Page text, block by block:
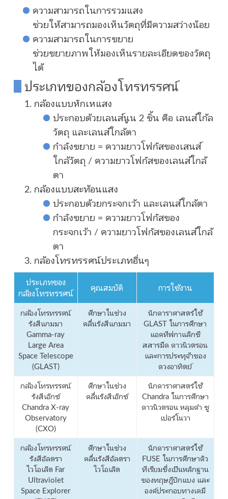
ความสามารถในการรวมแสง
ช่วยให้สามารถมองเห็นวัตถุที่มีความสว่างน้อย
ความสามารถในการขยาย
ช่วยขยายภาพให้มองเห็นรายละเอียดของวัตถุ
ได้
ประเภทของกล้องโทรทรรศน์
กล้องแบบหักเหแสง
ประกอบด้วยเลนส์นูน 2 ชิ้น คือ เลนส์ใก้ล
วัตถุ และเลนส์ใกล้ตา
กำลังขยาย = ความยาวโฟกัสของเสนส์
ใกล้วัตถุ / ความยาวโฟกัสของเลนส์ใกล้
ตา
กล้องแบบสะท้อนแสง
ประกอบด้วยกระจกเว้า และเลนส์ใกล้ตา
กำลังขยาย = ความยาวโฟกัสของ
กระจกเว้า / ความยาวโฟกัสของเลนส์ใกล้
ตา
กล้องโทรทรรศน์ประเภทอื่นๆ
ประเภทของ
กล้องโทรทรรศน์
คุณสมบัติ การใช้งาน
กล้องโทรทรรศน์
รังสีแกมมา
Gamma-ray
Large Area
Space Telescope
(GLAST)
ศึกษาในช่วง
คลื่นรังสีแกมมา
นักดาราศาสตร์ใช้
GLAST ในการศึกษา
แอคทีฟกาแล็กซี
สสารมืด ดาวนิวตรอน
และการประทุจ้าของ
ดวงอาทิตย์
กล้องโทรทรรศน์
รังสีเอ็กซ์
Chandra X-ray
Observatory
(CXO)
ศึกษาในช่วง
คลื่นรังสีเอ็กซ์
นักดาราศาสตร์ใช้
Chandra ในการศึกษา
ดาวนิวตรอน หลุมดำ ซู
เปอร์โนวา
กล้องโทรทรรศน์
รังสีอัลตรา
ไวโอเล็ต Far
Ultraviolet
Space Explorer
ศึกษาในช่วง
คลื่นรังสีอัลตรา
ไวโอเล็ต
นักดาราศาสตร์ใช้
FUSE ในการศึกษาดิว
ทีเรียมซึ่งเป็นหลักฐาน
ของทฤษฎีบิกแบง และ
องค์ประกอบทางเคมี